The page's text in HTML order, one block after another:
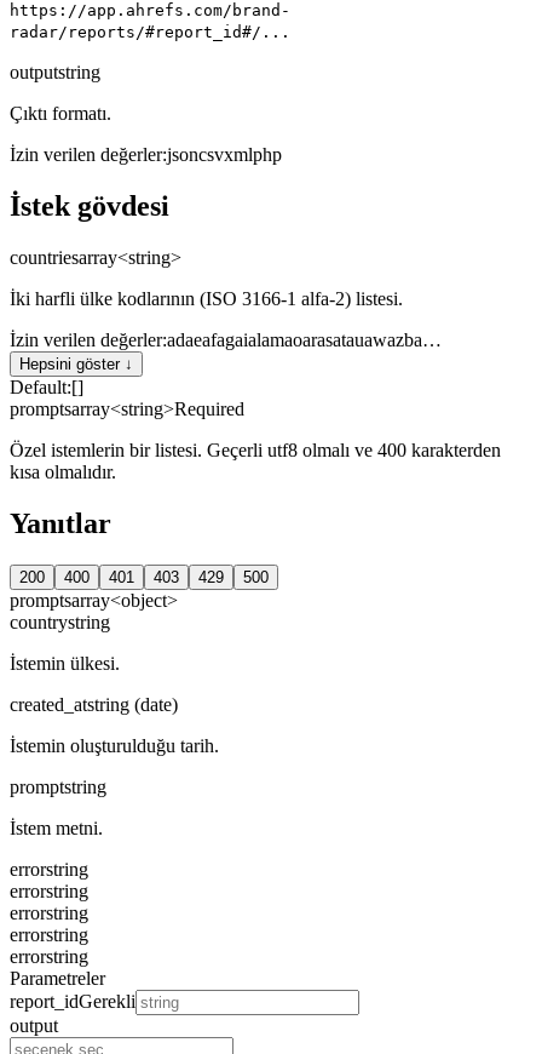
https://app.ahrefs.com/brand-
radar/reports/#report_id#/...
outputstring
Çıktı formatı.
İzin verilen değerler:jsoncsvxmlphp
İstek gövdesi
countriesarray<string>
İki harfli ülke kodlarının (ISO 3166-1 alfa-2) listesi.
İzin verilen değerler:adaeafagaialamaoarasatauawazba…
Hepsini göster ↓
Default:[]
promptsarray<string>Required
Özel istemlerin bir listesi. Geçerli utf8 olmalı ve 400 karakterden
kısa olmalıdır.
Yanıtlar
200 400 401 403 429 500
promptsarray<object>
countrystring
İstemin ülkesi.
created_atstring (date)
İstemin oluşturulduğu tarih.
promptstring
İstem metni.
errorstring
errorstring
errorstring
errorstring
errorstring
Parametreler
report_idGerekli
output